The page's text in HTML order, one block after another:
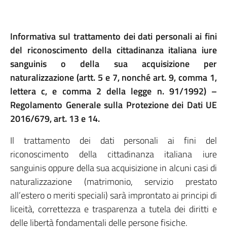
Informativa sul trattamento dei dati personali ai fini
del riconoscimento della cittadinanza italiana iure
sanguinis o della sua acquisizione per
naturalizzazione (artt. 5 e 7, nonché art. 9, comma 1,
lettera c, e comma 2 della legge n. 91/1992) –
Regolamento Generale sulla Protezione dei Dati UE
2016/679, art. 13 e 14.
Il trattamento dei dati personali ai fini del
riconoscimento della cittadinanza italiana iure
sanguinis oppure della sua acquisizione in alcuni casi di
naturalizzazione (matrimonio, servizio prestato
all’estero o meriti speciali) sarà improntato ai principi di
liceità, correttezza e trasparenza a tutela dei diritti e
delle libertà fondamentali delle persone fisiche.